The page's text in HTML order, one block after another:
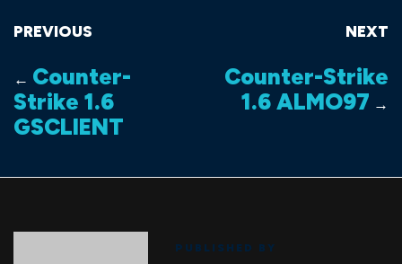
PREVIOUS
← Counter-
Strike 1.6
GSCLIENT
NEXT
Counter-Strike
1.6 ALMO97 →
PUBLISHED BY